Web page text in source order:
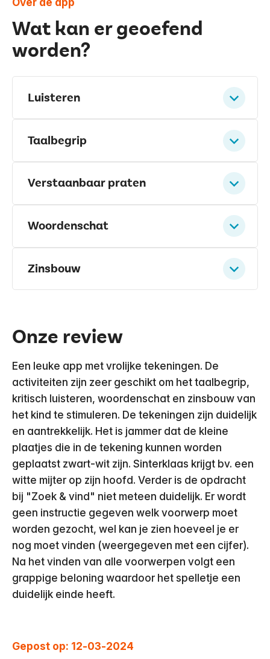
Wat kan er geoefend
worden?
Luisteren
Taalbegrip
Verstaanbaar praten
Woordenschat
Zinsbouw
Onze review
Een leuke app met vrolijke tekeningen. De
activiteiten zijn zeer geschikt om het taalbegrip,
kritisch luisteren, woordenschat en zinsbouw van
het kind te stimuleren. De tekeningen zijn duidelijk
en aantrekkelijk. Het is jammer dat de kleine
plaatjes die in de tekening kunnen worden
geplaatst zwart-wit zijn. Sinterklaas krijgt bv. een
witte mijter op zijn hoofd. Verder is de opdracht
bij "Zoek & vind" niet meteen duidelijk. Er wordt
geen instructie gegeven welk voorwerp moet
worden gezocht, wel kan je zien hoeveel je er
nog moet vinden (weergegeven met een cijfer).
Na het vinden van alle voorwerpen volgt een
grappige beloning waardoor het spelletje een
duidelijk einde heeft.
Gepost op: 12-03-2024